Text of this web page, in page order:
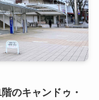
のキャンドゥ・